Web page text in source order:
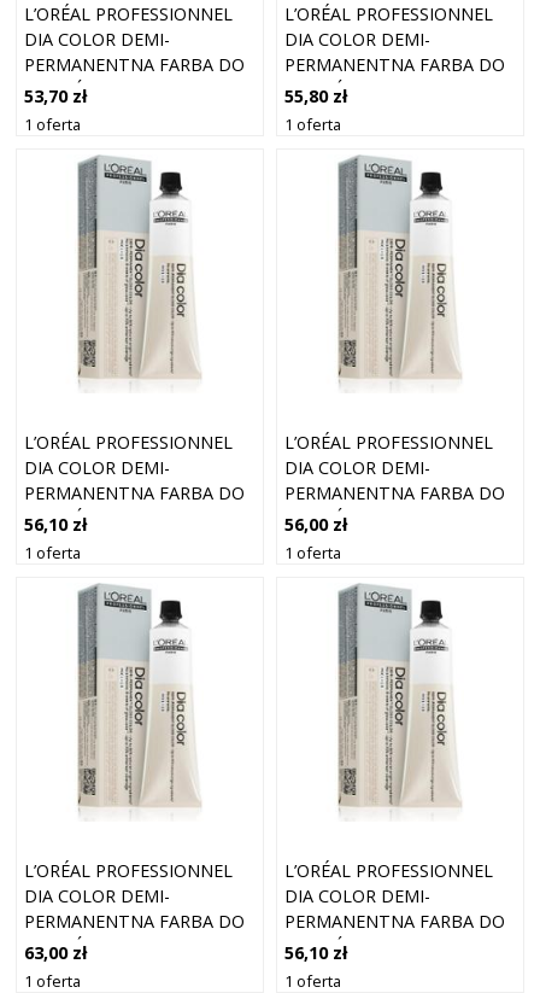
L’ORÉAL PROFESSIONNEL
DIA COLOR DEMI-
PERMANENTNA FARBA DO
WŁOSÓW BEZ AMONIAKU
ODCIEŃ 7.8 BLONDE
53,70 zł
1 oferta
L’ORÉAL PROFESSIONNEL
DIA COLOR DEMI-
PERMANENTNA FARBA DO
WŁOSÓW BEZ AMONIAKU
ODCIEŃ 7 BLONDE 60 ML
55,80 zł
1 oferta
L’ORÉAL PROFESSIONNEL
DIA COLOR DEMI-
PERMANENTNA FARBA DO
WŁOSÓW BEZ AMONIAKU
ODCIEŃ 5.1 ASHY BROWN
56,10 zł
1 oferta
L’ORÉAL PROFESSIONNEL
DIA COLOR DEMI-
PERMANENTNA FARBA DO
WŁOSÓW BEZ AMONIAKU
ODCIEŃ 8.2 LIGHT BLOND
56,00 zł
1 oferta
L’ORÉAL PROFESSIONNEL
DIA COLOR DEMI-
PERMANENTNA FARBA DO
WŁOSÓW BEZ AMONIAKU
ODCIEŃ 5 LIGHT BROWN 60
63,00 zł
1 oferta
L’ORÉAL PROFESSIONNEL
DIA COLOR DEMI-
PERMANENTNA FARBA DO
WŁOSÓW BEZ AMONIAKU
ODCIEŃ 5.71 ASHY MATTE
56,10 zł
1 oferta